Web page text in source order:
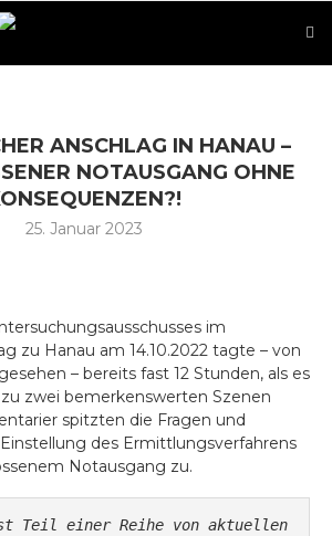
ANSCHLAG IN HANAU –
NOTAUSGANG OHNE
25. Januar 2023
im
zu Hanau am 14.10.2022 tagte – von
– bereits fast 12 Stunden, als es
zwei bemerkenswerten Szenen
spitzten die Fragen und
des Ermittlungsverfahrens
Notausgang zu.
Teil einer Reihe von aktuellen